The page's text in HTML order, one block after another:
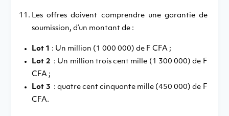
Les offres doivent comprendre une garantie de
soumission, d’un montant de :
Lot 1 : Un million (1 000 000) de F CFA ;
Lot 2 : Un million trois cent mille (1 300 000) de F
CFA ;
Lot 3 : quatre cent cinquante mille (450 000) de F
CFA.